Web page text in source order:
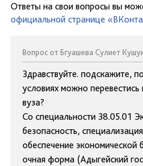
Ответы на свои вопросы вы
официальной странице
Вопрос от Бгуашева Сулиет
Здравствуйте. подскажите,
условиях можно перевестись
вуза?
Со специальности 38.05.01
безопасность,
обеспечение экономической
очная форма (Адыгейский